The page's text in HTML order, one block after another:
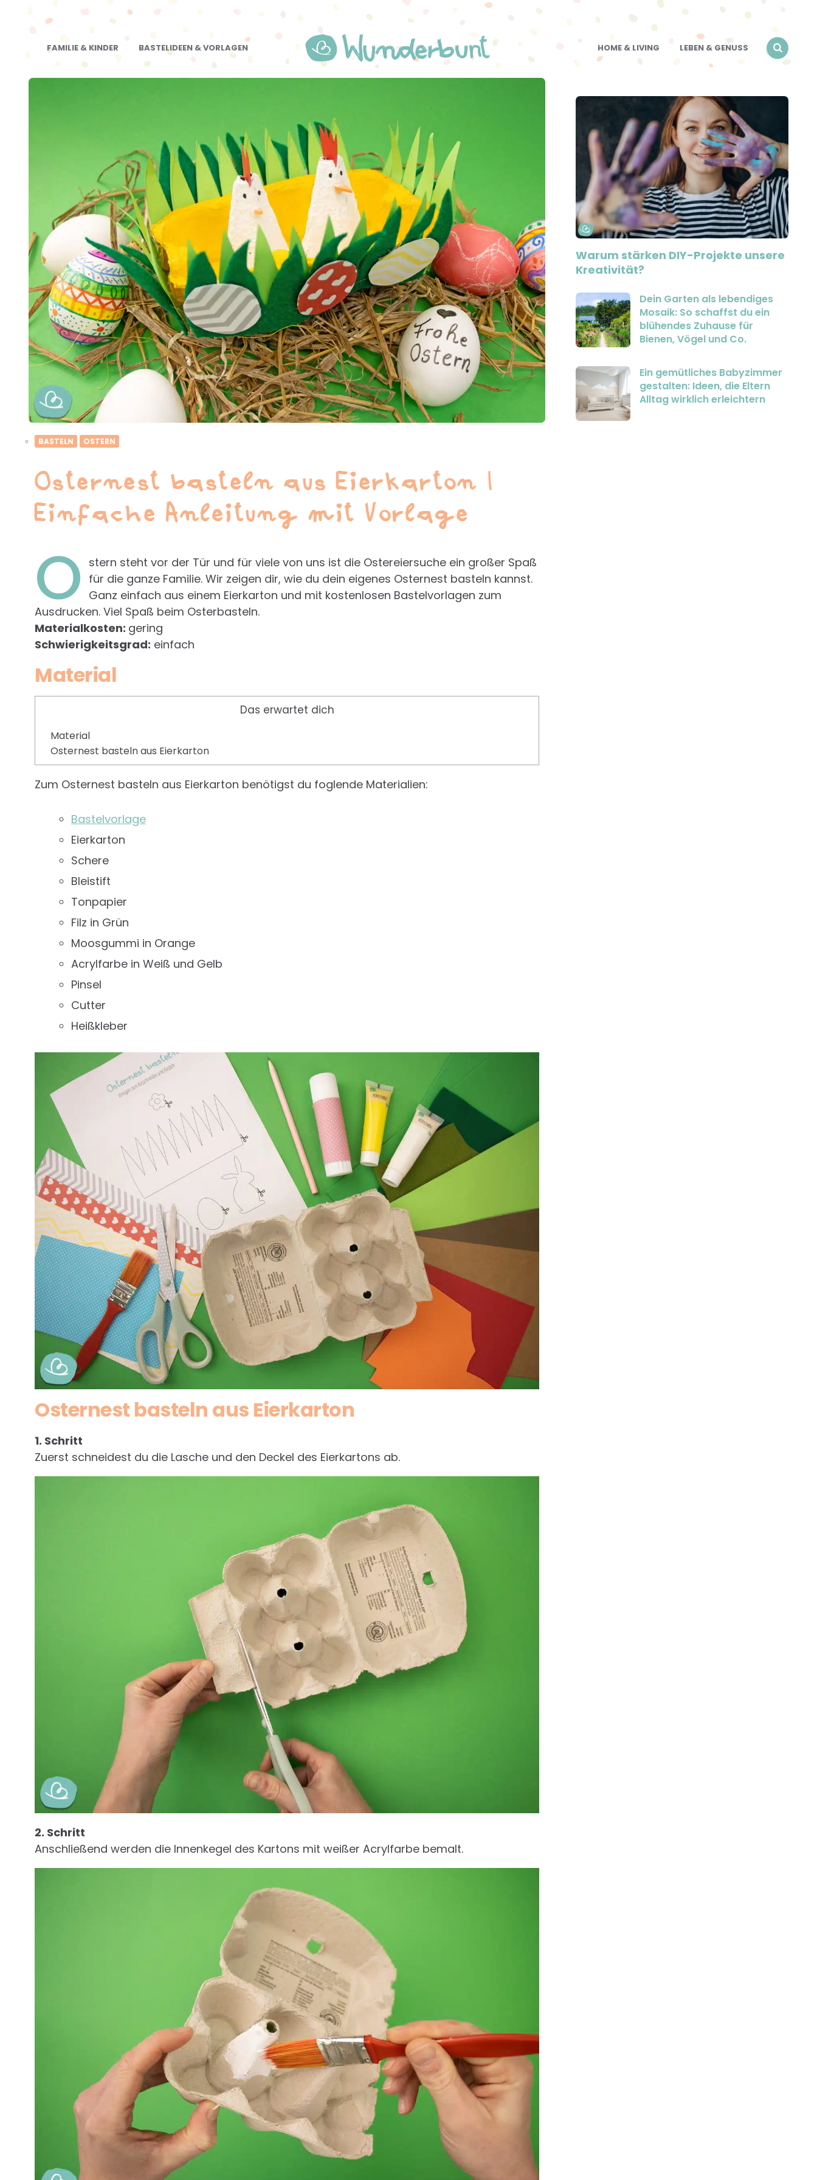
FAMILIE & KINDER BASTELIDEEN & VORLAGEN WUNDERBUNT.DE HOME & LIVING LEBEN & GENUSS
BASTELN OSTERN
Osternest basteln aus Eierkarton |
Einfache Anleitung mit Vorlage
O stern steht vor der Tür und für viele von uns ist die Ostereiersuche ein großer Spaß
für die ganze Familie. Wir zeigen dir, wie du dein eigenes Osternest basteln kannst.
Ganz einfach aus einem Eierkarton und mit kostenlosen Bastelvorlagen zum
Ausdrucken. Viel Spaß beim Osterbasteln.
Materialkosten: gering
Schwierigkeitsgrad: einfach
Material
Das erwartet dich
Material
Osternest basteln aus Eierkarton
Zum Osternest basteln aus Eierkarton benötigst du foglende Materialien:
Bastelvorlage
Eierkarton
Schere
Bleistift
Tonpapier
Filz in Grün
Moosgummi in Orange
Acrylfarbe in Weiß und Gelb
Pinsel
Cutter
Heißkleber
Osternest basteln aus Eierkarton
1. Schritt
Zuerst schneidest du die Lasche und den Deckel des Eierkartons ab.
2. Schritt
Anschließend werden die Innenkegel des Kartons mit weißer Acrylfarbe bemalt.
Warum stärken DIY-Projekte unsere
Kreativität?
Dein Garten als lebendiges
Mosaik: So schaffst du ein
blühendes Zuhause für
Bienen, Vögel und Co.
Ein gemütliches Babyzimmer
gestalten: Ideen, die Eltern
Alltag wirklich erleichtern